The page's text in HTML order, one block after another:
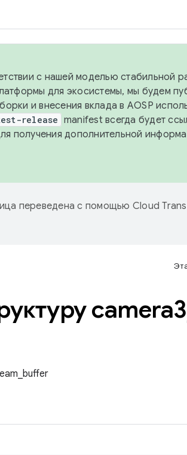
с нашей моделью стабильной
для экосистемы, мы будем
и внесения вклада в AOSP
release manifest всегда будет
получения дополнительной
переведена с помощью Cloud
camera3